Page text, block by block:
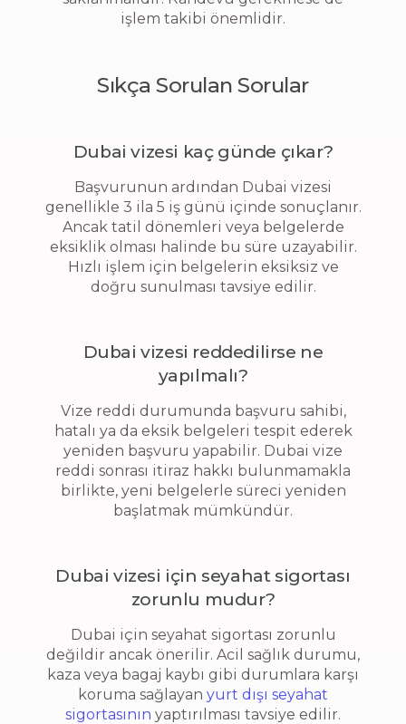
işlem takibi önemlidir.
Sıkça Sorulan Sorular
Dubai vizesi kaç günde çıkar?
Başvurunun ardından Dubai vizesi
genellikle 3 ila 5 iş günü içinde sonuçlanır.
Ancak tatil dönemleri veya belgelerde
eksiklik olması halinde bu süre uzayabilir.
Hızlı işlem için belgelerin eksiksiz ve
doğru sunulması tavsiye edilir.
Dubai vizesi reddedilirse ne
yapılmalı?
Vize reddi durumunda başvuru sahibi,
hatalı ya da eksik belgeleri tespit ederek
yeniden başvuru yapabilir. Dubai vize
reddi sonrası itiraz hakkı bulunmamakla
birlikte, yeni belgelerle süreci yeniden
başlatmak mümkündür.
Dubai vizesi için seyahat sigortası
zorunlu mudur?
Dubai için seyahat sigortası zorunlu
değildir ancak önerilir. Acil sağlık durumu,
kaza veya bagaj kaybı gibi durumlara karşı
koruma sağlayan yurt dışı seyahat
sigortasının yaptırılması tavsiye edilir.